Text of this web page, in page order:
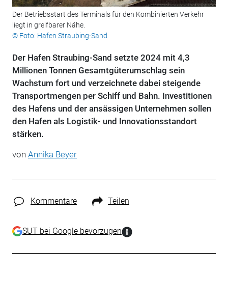
Der Betriebsstart des Terminals für den Kombinierten Verkehr
liegt in greifbarer Nähe.
© Foto: Hafen Straubing-Sand
Der Hafen Straubing-Sand setzte 2024 mit 4,3
Millionen Tonnen Gesamtgüterumschlag sein
Wachstum fort und verzeichnete dabei steigende
Transportmengen per Schiff und Bahn. Investitionen
des Hafens und der ansässigen Unternehmen sollen
den Hafen als Logistik- und Innovationsstandort
stärken.
von Annika Beyer
Kommentare Teilen
SUT bei Google bevorzugen